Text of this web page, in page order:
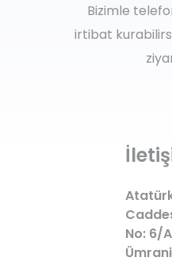
Bizimle
irtibat
No: 6/A